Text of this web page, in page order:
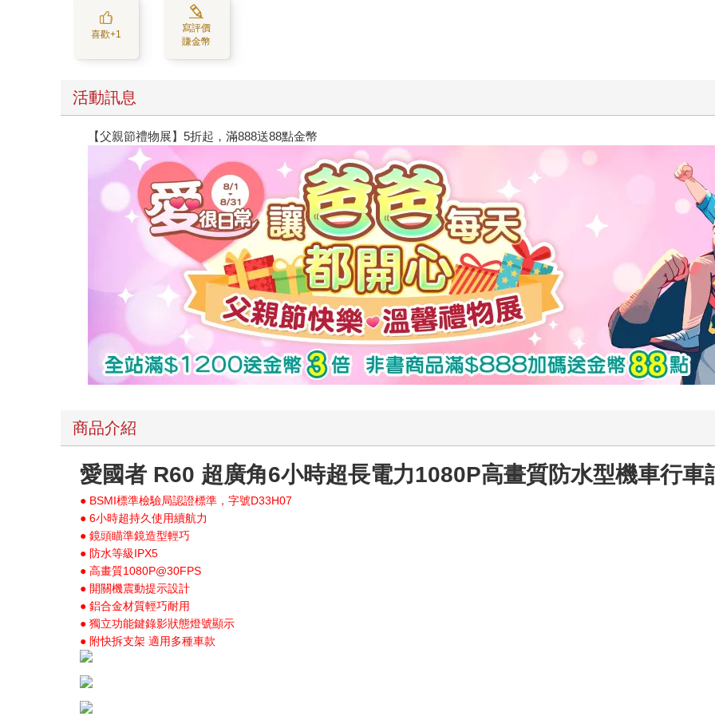
喜歡+1
寫評價
賺金幣
活動訊息
【父親節禮物展】5折起，滿888送88點金幣
商品介紹
愛國者 R60 超廣角6小時超長電力1080P高畫質防水型機車行車
● BSMI標準檢驗局認證標準，字號D33H07
● 6小時超持久使用續航力
● 鏡頭瞄準鏡造型輕巧
● 防水等級IPX5
● 高畫質1080P@30FPS
● 開關機震動提示設計
● 鋁合金材質輕巧耐用
● 獨立功能鍵錄影狀態燈號顯示
● 附快拆支架 適用多種車款